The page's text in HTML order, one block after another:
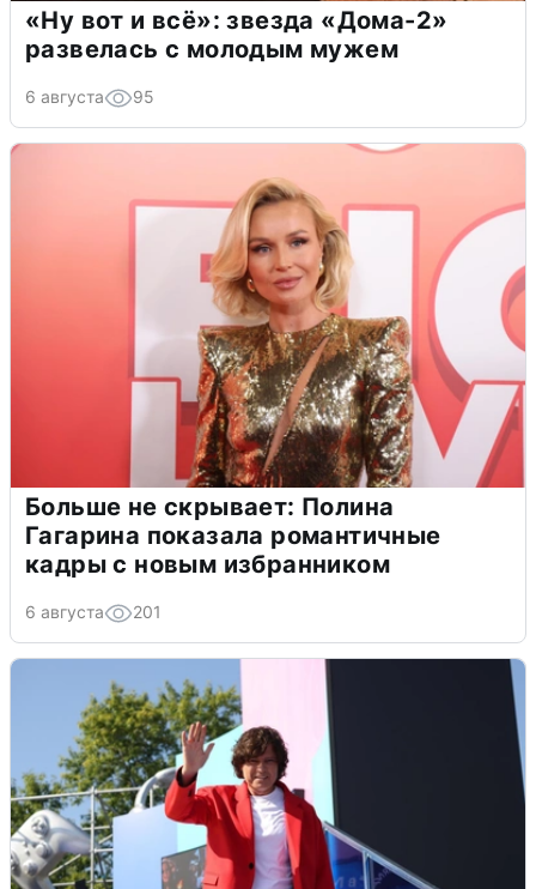
«Ну вот и всё»: звезда «Дома-2»
развелась с молодым мужем
6 августа 95
Больше не скрывает: Полина
Гагарина показала романтичные
кадры с новым избранником
6 августа 201